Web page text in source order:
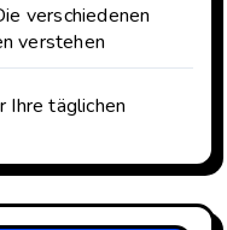
verschiedenen
verstehen
Ihre täglichen